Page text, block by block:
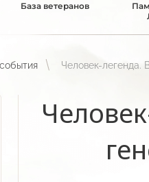
База ветеранов
Человек-легенда.